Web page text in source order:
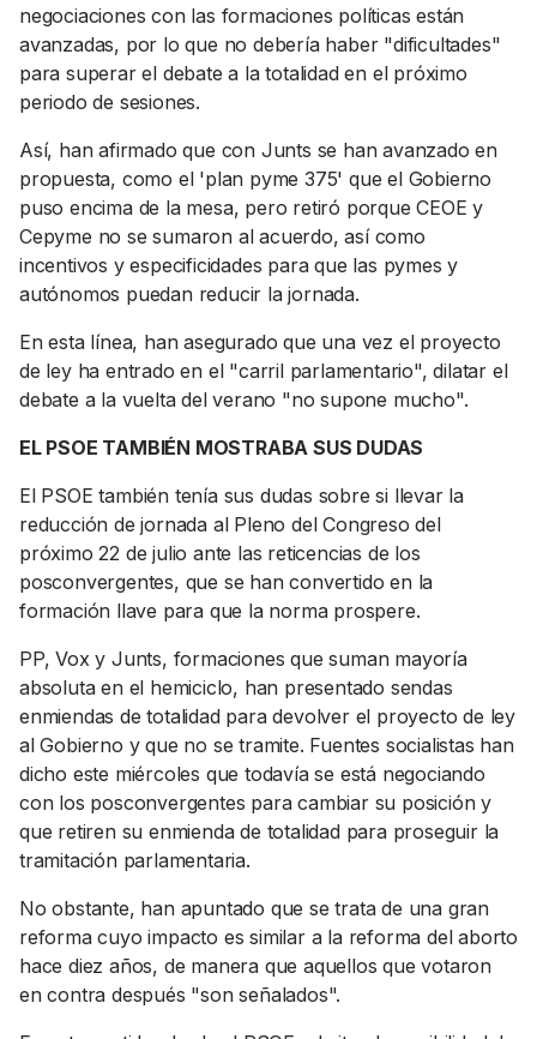
negociaciones con las formaciones políticas están
avanzadas, por lo que no debería haber "dificultades"
para superar el debate a la totalidad en el próximo
periodo de sesiones.
Así, han afirmado que con Junts se han avanzado en
propuesta, como el 'plan pyme 375' que el Gobierno
puso encima de la mesa, pero retiró porque CEOE y
Cepyme no se sumaron al acuerdo, así como
incentivos y especificidades para que las pymes y
autónomos puedan reducir la jornada.
En esta línea, han asegurado que una vez el proyecto
de ley ha entrado en el "carril parlamentario", dilatar el
debate a la vuelta del verano "no supone mucho".
EL PSOE TAMBIÉN MOSTRABA SUS DUDAS
El PSOE también tenía sus dudas sobre si llevar la
reducción de jornada al Pleno del Congreso del
próximo 22 de julio ante las reticencias de los
posconvergentes, que se han convertido en la
formación llave para que la norma prospere.
PP, Vox y Junts, formaciones que suman mayoría
absoluta en el hemiciclo, han presentado sendas
enmiendas de totalidad para devolver el proyecto de ley
al Gobierno y que no se tramite. Fuentes socialistas han
dicho este miércoles que todavía se está negociando
con los posconvergentes para cambiar su posición y
que retiren su enmienda de totalidad para proseguir la
tramitación parlamentaria.
No obstante, han apuntado que se trata de una gran
reforma cuyo impacto es similar a la reforma del aborto
hace diez años, de manera que aquellos que votaron
en contra después "son señalados".